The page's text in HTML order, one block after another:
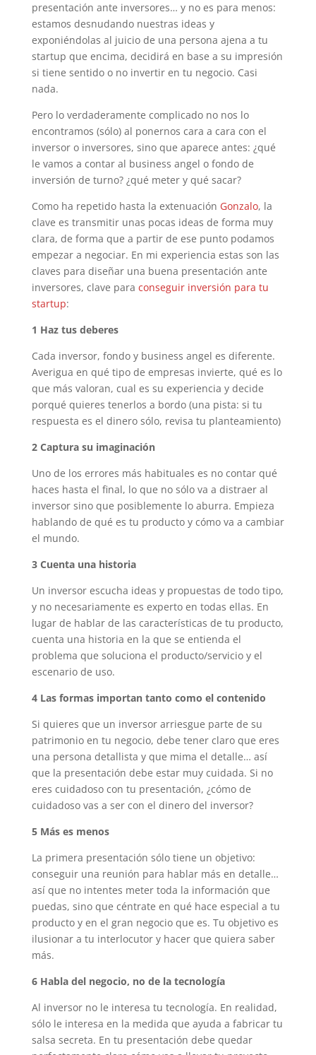
presentación ante inversores… y no es para menos:
estamos desnudando nuestras ideas y
exponiéndolas al juicio de una persona ajena a tu
startup que encima, decidirá en base a su impresión
si tiene sentido o no invertir en tu negocio. Casi
nada.
Pero lo verdaderamente complicado no nos lo
encontramos (sólo) al ponernos cara a cara con el
inversor o inversores, sino que aparece antes: ¿qué
le vamos a contar al business angel o fondo de
inversión de turno? ¿qué meter y qué sacar?
Como ha repetido hasta la extenuación Gonzalo, la
clave es transmitir unas pocas ideas de forma muy
clara, de forma que a partir de ese punto podamos
empezar a negociar. En mi experiencia estas son las
claves para diseñar una buena presentación ante
inversores, clave para conseguir inversión para tu
startup:
1 Haz tus deberes
Cada inversor, fondo y business angel es diferente.
Averigua en qué tipo de empresas invierte, qué es lo
que más valoran, cual es su experiencia y decide
porqué quieres tenerlos a bordo (una pista: si tu
respuesta es el dinero sólo, revisa tu planteamiento)
2 Captura su imaginación
Uno de los errores más habituales es no contar qué
haces hasta el final, lo que no sólo va a distraer al
inversor sino que posiblemente lo aburra. Empieza
hablando de qué es tu producto y cómo va a cambiar
el mundo.
3 Cuenta una historia
Un inversor escucha ideas y propuestas de todo tipo,
y no necesariamente es experto en todas ellas. En
lugar de hablar de las características de tu producto,
cuenta una historia en la que se entienda el
problema que soluciona el producto/servicio y el
escenario de uso.
4 Las formas importan tanto como el contenido
Si quieres que un inversor arriesgue parte de su
patrimonio en tu negocio, debe tener claro que eres
una persona detallista y que mima el detalle… así
que la presentación debe estar muy cuidada. Si no
eres cuidadoso con tu presentación, ¿cómo de
cuidadoso vas a ser con el dinero del inversor?
5 Más es menos
La primera presentación sólo tiene un objetivo:
conseguir una reunión para hablar más en detalle…
así que no intentes meter toda la información que
puedas, sino que céntrate en qué hace especial a tu
producto y en el gran negocio que es. Tu objetivo es
ilusionar a tu interlocutor y hacer que quiera saber
más.
6 Habla del negocio, no de la tecnología
Al inversor no le interesa tu tecnología. En realidad,
sólo le interesa en la medida que ayuda a fabricar tu
salsa secreta. En tu presentación debe quedar